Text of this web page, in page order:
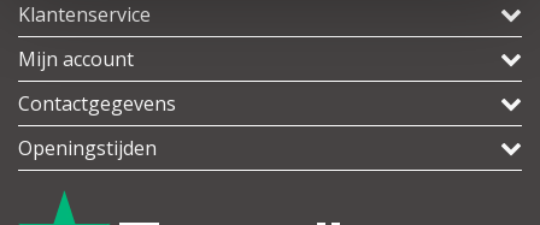
Klantenservice
Mijn account
Contactgegevens
Openingstijden